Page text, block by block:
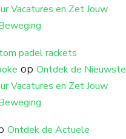
Vacatures en Zet Jouw
padel rackets
op Ontdek de Nieuwste
Vacatures en Zet Jouw
Ontdek de Actuele